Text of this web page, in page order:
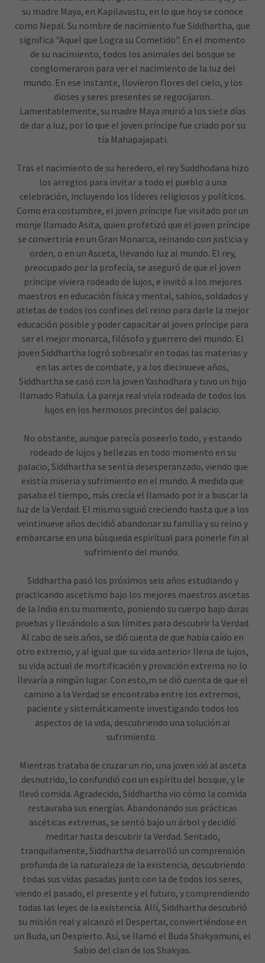
su madre Maya, en Kapilavastu, en lo que hoy se conoce
como Nepal. Su nombre de nacimiento fue Siddhartha, que
significa "Aquel que Logra su Cometido". En el momento
de su nacimiento, todos los animales del bosque se
conglomeraron para ver el nacimiento de la luz del
mundo. En ese instante, llovieron flores del cielo, y los
dioses y seres presentes se regocijaron.
Lamentablemente, su madre Maya murió a los siete días
de dar a luz, por lo que el joven príncipe fue criado por su
tía Mahapajapati.
Tras el nacimiento de su heredero, el rey Suddhodana hizo
los arreglos para invitar a todo el pueblo a una
celebración, incluyendo los líderes religiosos y políticos.
Como era costumbre, el joven príncipe fue visitado por un
monje llamado Asita, quien profetizó que el joven príncipe
se convertiría en un Gran Monarca, reinando con justicia y
orden, o en un Asceta, llevando luz al mundo. El rey,
preocupado por la profecía, se aseguró de que el joven
príncipe viviera rodeado de lujos, e invitó a los mejores
maestros en educación física y mental, sabios, soldados y
atletas de todos los confines del reino para darle la mejor
educación posible y poder capacitar al joven príncipe para
ser el mejor monarca, filósofo y guerrero del mundo. El
joven Siddhartha logró sobresalir en todas las materias y
en las artes de combate, y a los diecinueve años,
Siddhartha se casó con la joven Yashodhara y tuvo un hijo
llamado Rahula. La pareja real vivía rodeada de todos los
lujos en los hermosos precintos del palacio.
No obstante, aunque parecía poseerlo todo, y estando
rodeado de lujos y bellezas en todo momento en su
palacio, Siddhartha se sentía desesperanzado, viendo que
existía miseria y sufrimiento en el mundo. A medida que
pasaba el tiempo, más crecía el llamado por ir a buscar la
luz de la Verdad. El mismo siguió creciendo hasta que a los
veintinueve años decidió abandonar su familia y su reino y
embarcarse en una búsqueda espiritual para ponerle fin al
sufrimiento del mundo.
Siddhartha pasó los próximos seis años estudiando y
practicando ascetismo bajo los mejores maestros ascetas
de la India en su momento, poniendo su cuerpo bajo duras
pruebas y llevándolo a sus límites para descubrir la Verdad.
Al cabo de seis años, se dió cuenta de que había caído en
otro extremo, y al igual que su vida anterior llena de lujos,
su vida actual de mortificación y provación extrema no lo
llevaría a ningún lugar. Con esto,m se dió cuenta de que el
camino a la Verdad se encontraba entre los extremos,
paciente y sistemáticamente investigando todos los
aspectos de la vida, descubriendo una solución al
sufrimiento.
Mientras trataba de cruzar un rio, una joven vió al asceta
desnutrido, lo confundió con un espíritu del bosque, y le
llevó comida. Agradecido, Siddhartha vio cómo la comida
restauraba sus energías. Abandonando sus prácticas
ascéticas extremas, se sentó bajo un árbol y decidió
meditar hasta descubrir la Verdad. Sentado,
tranquilamente, Siddhartha desarrolló un comprensión
profunda de la naturaleza de la existencia, descubriendo
todas sus vidas pasadas junto con la de todos los seres,
viendo el pasado, el presente y el futuro, y comprendiendo
todas las leyes de la existencia. Allí, Siddhartha descubrió
su misión real y alcanzó el Despertar, conviertiéndose en
un Buda, un Despierto. Así, se llamó el Buda Shakyamuni, el
Sabio del clan de los Shakyas.